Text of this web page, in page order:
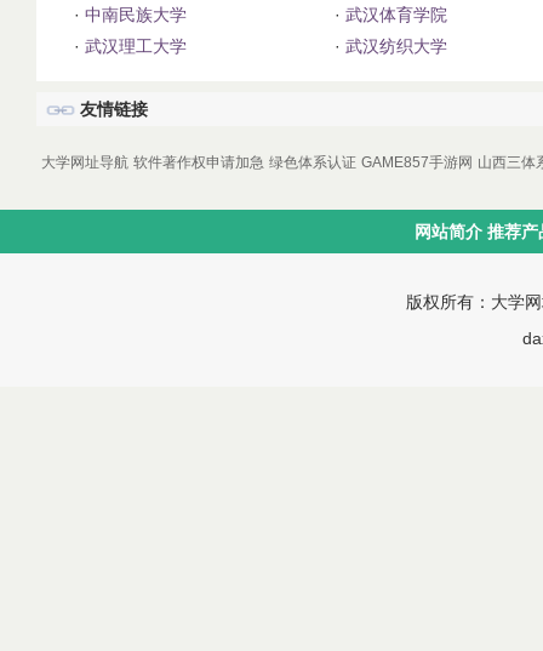
· 中南民族大学 · 武汉体育学院
· 武汉理工大学 · 武汉纺织大学
友情链接
大学网址导航 软件著作权申请加急 绿色体系认证 GAME857手游网 山西三体
网站简介 推荐产
版权所有： 大学